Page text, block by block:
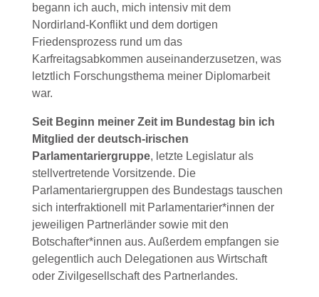
begann ich auch, mich intensiv mit dem
Nordirland-Konflikt und dem dortigen
Friedensprozess rund um das
Karfreitagsabkommen auseinanderzusetzen, was
letztlich Forschungsthema meiner Diplomarbeit
war.
Seit Beginn meiner Zeit im Bundestag bin ich
Mitglied der deutsch-irischen
Parlamentariergruppe, letzte Legislatur als
stellvertretende Vorsitzende. Die
Parlamentariergruppen des Bundestags tauschen
sich interfraktionell mit Parlamentarier*innen der
jeweiligen Partnerländer sowie mit den
Botschafter*innen aus. Außerdem empfangen sie
gelegentlich auch Delegationen aus Wirtschaft
oder Zivilgesellschaft des Partnerlandes.